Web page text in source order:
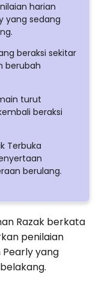
harian
yang sedang
beraksi sekitar
berubah
turut
beraksi
Terbuka
berulang.
Razak berkata
penilaian
yang